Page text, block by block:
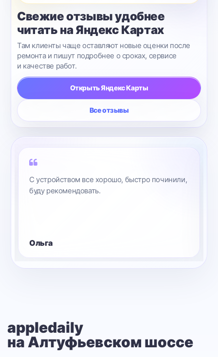
Свежие отзывы удобнее
читать на Яндекс Картах
Там клиенты чаще оставляют новые оценки после
ремонта и пишут подробнее о сроках, сервисе
и качестве работ.
Открыть Яндекс Карты
Все отзывы
С устройством все хорошо, быстро починили,
буду рекомендовать.
Ольга
appledaily
на Алтуфьевском шоссе